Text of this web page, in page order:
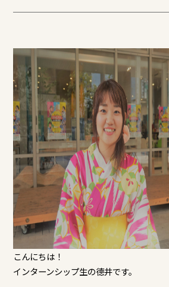
こんにちは！
インターンシップ生の德井です。